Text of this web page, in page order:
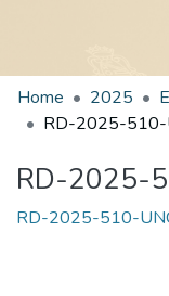
Home 2025
RD-2025-
RD-2025-510-